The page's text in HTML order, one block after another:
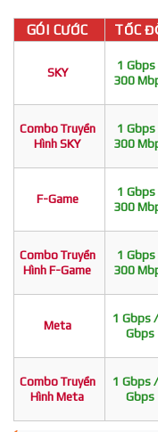
GÓI CƯỚC TỐC
SKY
1
300
Combo Truyền
Hình SKY
1
300
F-Game
1
300
Combo Truyền
Hình F-Game
1
300
Meta
1 Gbps
Gbps
Combo Truyền
Hình Meta
1 Gbps
Gbps